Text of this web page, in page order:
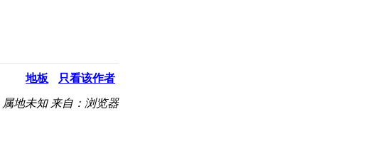
地板 只看该作者
属地未知 来自：浏览器